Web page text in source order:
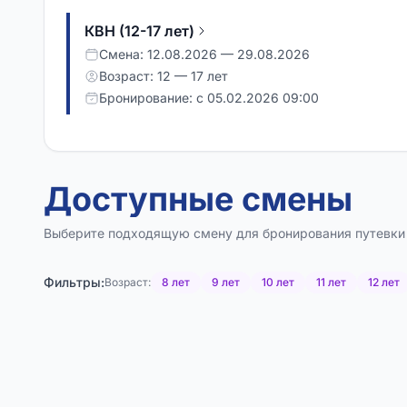
КВН (12-17 лет)
Смена: 12.08.2026 — 29.08.2026
Возраст: 12 — 17 лет
Бронирование: с 05.02.2026 09:00
КВН (9-11 лет)
Возраст: 9 — 11 лет
Бронирование: с 05.02.2026 09:00
Смена: 12.08.2026 — 29.08.2026
Доступные смены
Выберите подходящую смену для бронирования путевки
Фильтры:Возраст: 8 лет 9 лет 10 лет 11 лет 12 лет